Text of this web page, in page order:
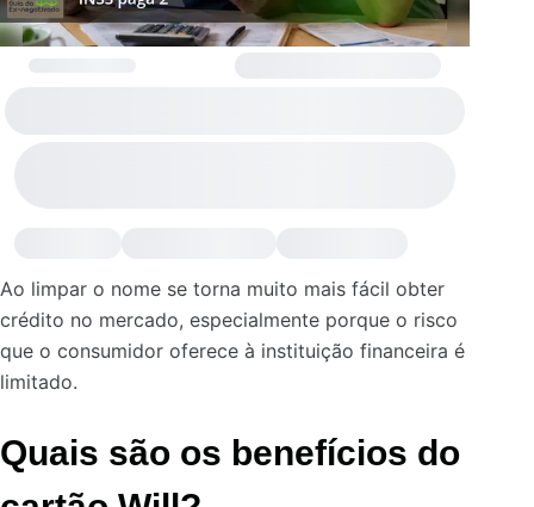
Ao limpar o nome se torna muito mais fácil obter
crédito no mercado, especialmente porque o risco
que o consumidor oferece à instituição financeira é
limitado.
Quais são os benefícios do